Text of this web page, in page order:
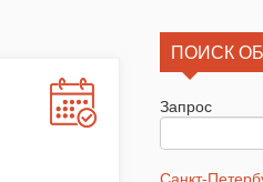
ПОИСК
Запрос
Санкт-